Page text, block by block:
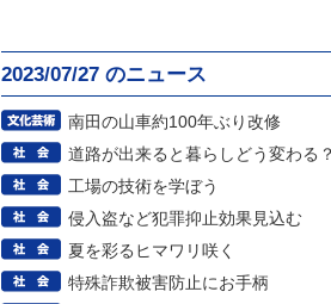
2023/07/27 のニュース
南田の山車約100年ぶり改修
道路が出来ると暮らしどう変わる
工場の技術を学ぼう
侵入盗など犯罪抑止効果見込む
夏を彩るヒマワリ咲く
特殊詐欺被害防止にお手柄